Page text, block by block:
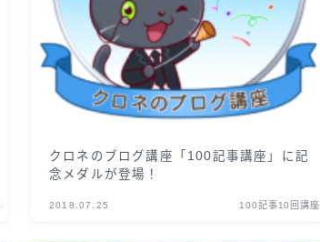
クロネのブログ講座「100記事講座」に記
念メダルが登場！
2018.07.25 100記事10回講座